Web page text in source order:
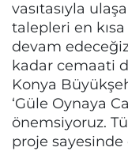
vasıtasıyla
talepleri en
devam
kadar cemaati
Konya
‘Güle Oynaya
önemsiyoruz.
proje